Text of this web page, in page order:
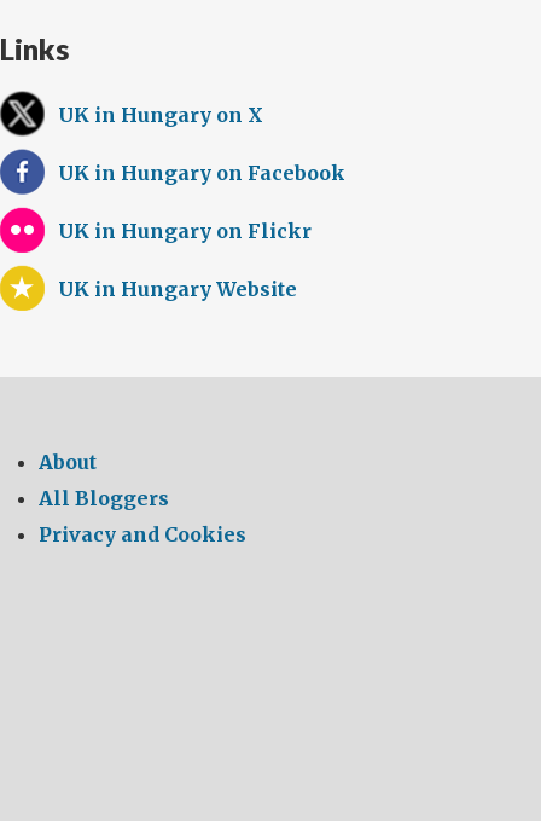
Links
UK in Hungary on X
UK in Hungary on Facebook
UK in Hungary on Flickr
UK in Hungary Website
About
All Bloggers
Privacy and Cookies